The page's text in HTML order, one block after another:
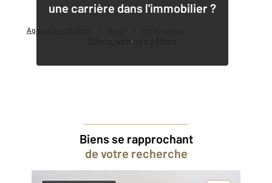
Agence immobilière
une carrière dans l'immobilier ?
Découvrir nos offres
Biens se rapprochant
de votre recherche